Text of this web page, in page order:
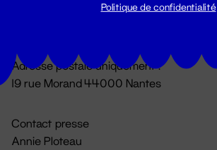
Du lundi au vendredi 14h → 18h
Adresse postale uniquement :
19 rue Morand 44000 Nantes
Contact presse
Annie Ploteau
Politique de confidentialité